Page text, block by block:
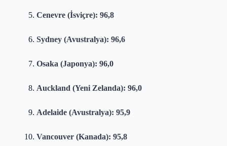
Cenevre (İsviçre): 96,8
Sydney (Avustralya): 96,6
Osaka (Japonya): 96,0
Auckland (Yeni Zelanda): 96,0
Adelaide (Avustralya): 95,9
Vancouver (Kanada): 95,8